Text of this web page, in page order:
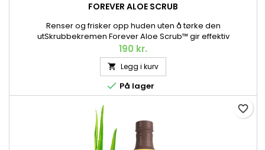
FOREVER ALOE SCRUB
Renser og frisker opp huden uten å tørke den
utSkrubbekremen Forever Aloe Scrub™ gir effektiv
eksfoliering av hele kroppen – og er mild nok til daglig bruk.
Kan også brukes i ansiktet. Naturligvis basert på vår egen
Aloe vera. 99 g.
190 kr.
 Legg i kurv
 På lager
favorite_border